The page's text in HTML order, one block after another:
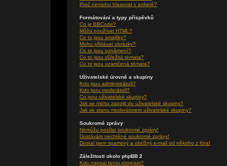
Proč nemohu hlasovat v anketě?
Formátování a typy příspěvků
Co je BBCode?
Můžu používat HTML?
Co to jsou smajlíky?
Mohu přidávat obrázky?
Co to jsou oznámení?
Co to jsou důležitá témata?
Co to jsou uzamčená témata?
Uživatelské úrovně a skupiny
Kdo jsou administrátoři?
Kdo jsou moderátoři?
Co jsou uživatelské skupiny?
Jak se mohu zapojit do uživatelské skupiny?
Jak se stanu moderátorem uživatelské skupiny?
Soukromé zprávy
Nemůžu posílat soukromé zprávy!
Dostávám nechtěné soukromé zprávy!
Dostal jsem spamový a obtížný e-mail od někoho z fóra!
Záležitosti okolo phpBB 2
Kdo napsal tento program?